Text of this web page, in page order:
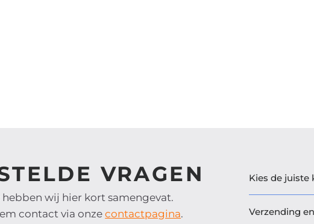
VRAGEN
wij hier kort samengevat.
contact via onzecontactpagina.
Kies de juiste
Verzending